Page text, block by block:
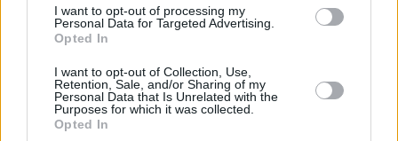
I want to opt-out of processing my
Personal Data for Targeted Advertising.
Opted In
I want to opt-out of Collection, Use,
Retention, Sale, and/or Sharing of my
Personal Data that Is Unrelated with the
Purposes for which it was collected.
Opted In
προέλθει από τηνεπιβράδυνση της κινεζικής
οικονομίας, όπως αποδεικνύεται από τις μειώσεις
των επιτοκίων της Λαϊκής Τράπεζας της Κίνας